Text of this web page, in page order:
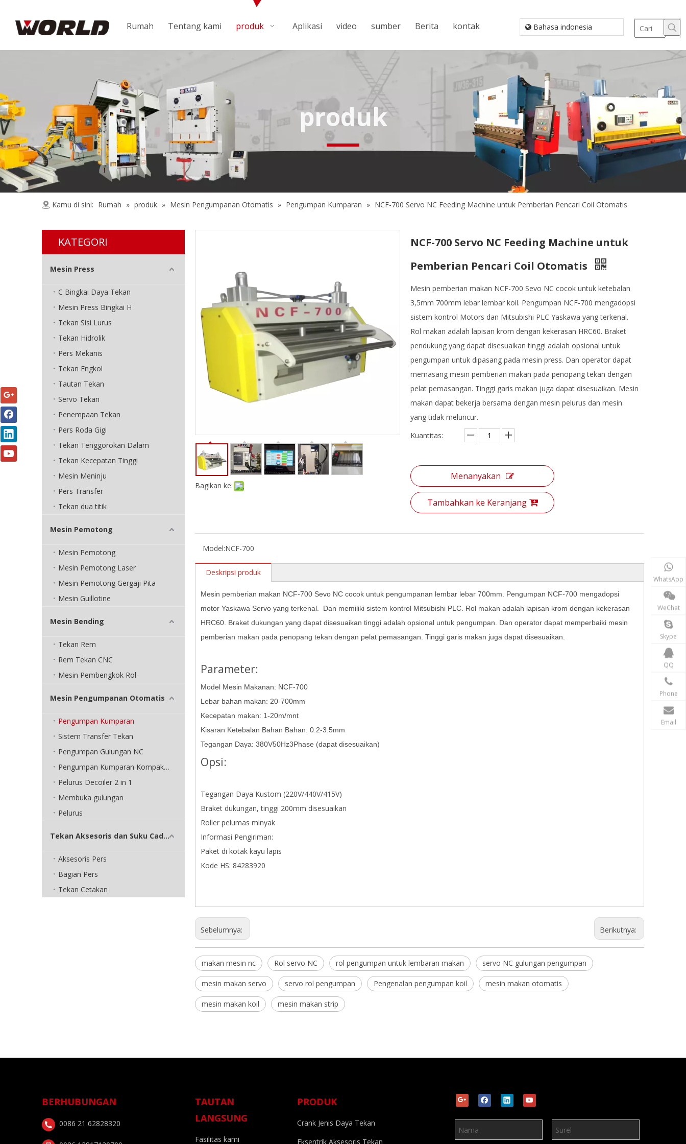
Rumah Tentang kami produk Aplikasi video sumber Berita kontak Bahasa indonesia
produk
Kamu di sini: Rumah » produk » Mesin Pengumpanan Otomatis » Pengumpan Kumparan » NCF-700 Servo NC Feeding Machine untuk Pemberian Pencari Coil Otomatis
KATEGORI
Mesin Press
C Bingkai Daya Tekan
Mesin Press Bingkai H
Tekan Sisi Lurus
Tekan Hidrolik
Pers Mekanis
Tekan Engkol
Tautan Tekan
Servo Tekan
Penempaan Tekan
Pers Roda Gigi
Tekan Tenggorokan Dalam
Tekan Kecepatan Tinggi
Mesin Meninju
Pers Transfer
Tekan dua titik
Mesin Pemotong
Mesin Pemotong
Mesin Pemotong Laser
Mesin Pemotong Gergaji Pita
Mesin Guillotine
Mesin Bending
Tekan Rem
Rem Tekan CNC
Mesin Pembengkok Rol
Mesin Pengumpanan Otomatis
Pengumpan Kumparan
Sistem Transfer Tekan
Pengumpan Gulungan NC
Pengumpan Kumparan Kompak 3 in 1
Pelurus Decoiler 2 in 1
Membuka gulungan
Pelurus
Tekan Aksesoris dan Suku Cadang
Aksesoris Pers
Bagian Pers
Tekan Cetakan
Bagikan ke:
NCF-700 Servo NC Feeding Machine untuk
Pemberian Pencari Coil Otomatis
Mesin pemberian makan NCF-700 Sevo NC cocok untuk ketebalan
3,5mm 700mm lebar lembar koil. Pengumpan NCF-700 mengadopsi
sistem kontrol Motors dan Mitsubishi PLC Yaskawa yang terkenal.
Rol makan adalah lapisan krom dengan kekerasan HRC60. Braket
pendukung yang dapat disesuaikan tinggi adalah opsional untuk
pengumpan untuk dipasang pada mesin press. Dan operator dapat
memasang mesin pemberian makan pada penopang tekan dengan
pelat pemasangan. Tinggi garis makan juga dapat disesuaikan. Mesin
makan dapat bekerja bersama dengan mesin pelurus dan mesin
yang tidak meluncur.
Kuantitas:
Menanyakan
Tambahkan ke Keranjang
Model:NCF-700
Deskripsi produk
Mesin pemberian makan NCF-700 Sevo NC cocok untuk pengumpanan lembar lebar 700mm. Pengumpan NCF-700 mengadopsi
motor Yaskawa Servo yang terkenal. Dan memiliki sistem kontrol Mitsubishi PLC. Rol makan adalah lapisan krom dengan kekerasan
HRC60. Braket dukungan yang dapat disesuaikan tinggi adalah opsional untuk pengumpan. Dan operator dapat memperbaiki mesin
pemberian makan pada penopang tekan dengan pelat pemasangan. Tinggi garis makan juga dapat disesuaikan.
Parameter:
Model Mesin Makanan: NCF-700
Lebar bahan makan: 20-700mm
Kecepatan makan: 1-20m/mnt
Kisaran Ketebalan Bahan Bahan: 0.2-3.5mm
Tegangan Daya: 380V50Hz3Phase (dapat disesuaikan)
Opsi:
Tegangan Daya Kustom (220V/440V/415V)
Braket dukungan, tinggi 200mm disesuaikan
Roller pelumas minyak
Informasi Pengiriman:
Paket di kotak kayu lapis
Kode HS: 84283920
Sebelumnya: Berikutnya:
makan mesin nc Rol servo NC rol pengumpan untuk lembaran makan servo NC gulungan pengumpan
mesin makan servo servo rol pengumpan Pengenalan pengumpan koil mesin makan otomatis
mesin makan koil mesin makan strip
WhatsApp
WeChat
Skype
QQ
Phone
Email
BERHUBUNGAN
0086 21 62828320
TAUTAN
LANGSUNG
Fasilitas kami
PRODUK
Crank Jenis Daya Tekan
Eksentrik Aksesoris Tekan